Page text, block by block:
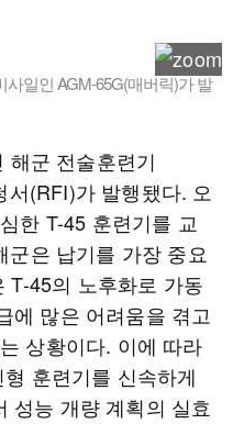
일인 AGM-65G(매버릭)가 발
해군 전술훈련기
(RFI)가 발행됐다. 오
한 T-45 훈련기를 교
은 납기를 가장 중요
T-45의 노후화로 가동
에 많은 어려움을 겪고
상황이다. 이에 따라
훈련기를 신속하게
성능 개량 계획의 실효